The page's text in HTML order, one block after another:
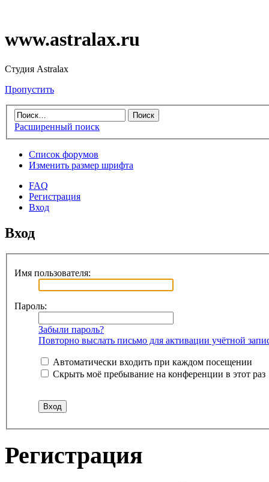
www.astralax.ru
Студия Astralax
Пропустить
Расширенный поиск
Список форумов
Изменить размер шрифта
FAQ
Регистрация
Вход
Вход
Имя пользователя:
Пароль:
Забыли пароль?
Повторно выслать письмо для активации учётной
Автоматически входить при каждом посещении
Скрыть моё пребывание на конференции в этот раз
Регистрация